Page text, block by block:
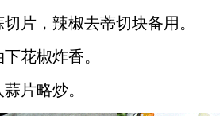
片，辣椒去蒂切块备用。
花椒炸香。
片略炒。